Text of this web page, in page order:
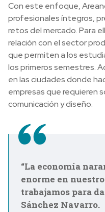
Con este enfoque,
profesionales íntegros,
retos del mercado. Para
relación con el sector
que permiten a los
los primeros semestres.
en las ciudades donde
empresas que requieren
comunicación y diseño.
“La economía
enorme en
trabajamos para
Sánchez Navarro.